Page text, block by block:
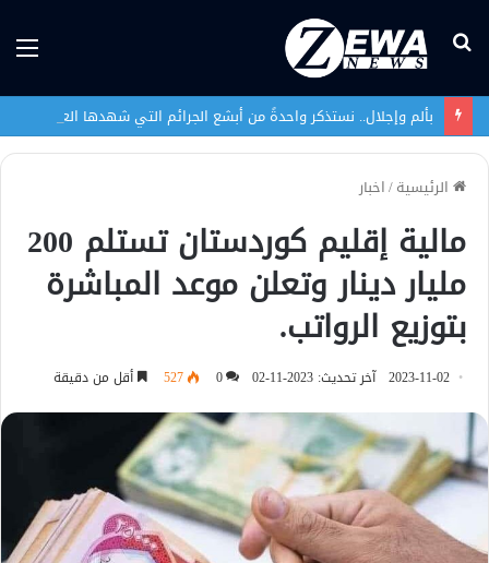
بحث
الرئيسية/اخبار
مالية إقليم كوردستان تستلم 200
مليار دينار وتعلن موعد المباشرة
بتوزيع الرواتب.
2023-11-02 آخر تحديث: 2023-11-02 0
527 أقل من دقيقة